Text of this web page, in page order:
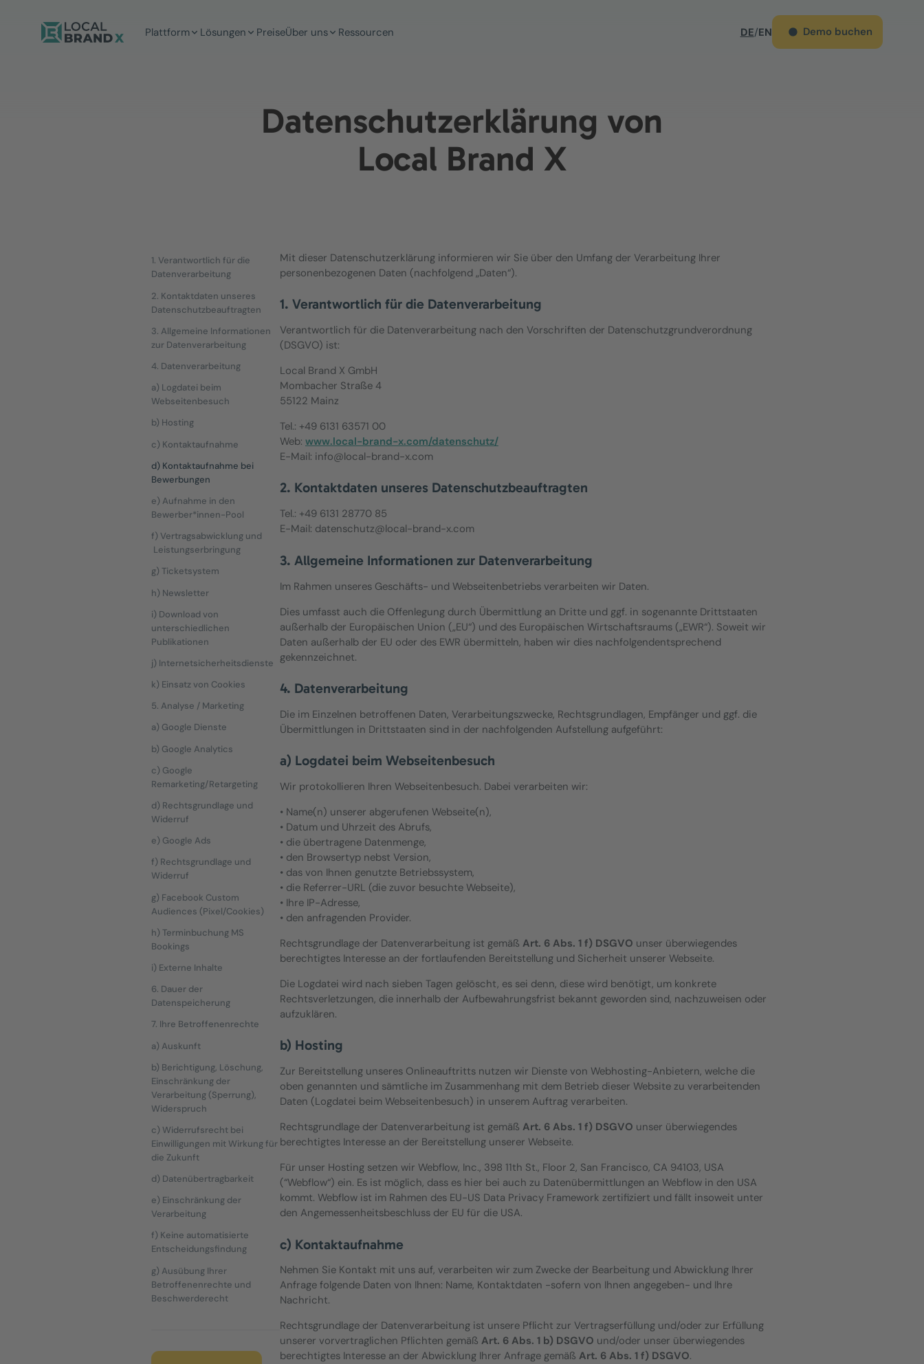
Plattform Lösungen PreiseÜber uns Ressourcen DE/EN Demo buchen
Datenschutzerklärung von
Local Brand X
1. Verantwortlich für die
Datenverarbeitung
2. Kontaktdaten unseres
Datenschutzbeauftragten
3. Allgemeine Informationen
zur Datenverarbeitung
4. Datenverarbeitung
a) Logdatei beim
Webseitenbesuch
b) Hosting
c) Kontaktaufnahme
d) Kontaktaufnahme bei
Bewerbungen
e) Aufnahme in den
Bewerber*innen-Pool
f) Vertragsabwicklung und
Leistungserbringung
g) Ticketsystem
h) Newsletter
i) Download von
unterschiedlichen
Publikationen
j) Internetsicherheitsdienste
k) Einsatz von Cookies
5. Analyse / Marketing
a) Google Dienste
b) Google Analytics
c) Google
Remarketing/Retargeting
d) Rechtsgrundlage und
Widerruf
e) Google Ads
f) Rechtsgrundlage und
Widerruf
g) Facebook Custom
Audiences (Pixel/Cookies)
h) Terminbuchung MS
Bookings
i) Externe Inhalte
6. Dauer der
Datenspeicherung
7. Ihre Betroffenenrechte
a) Auskunft
b) Berichtigung, Löschung,
Einschränkung der
Verarbeitung (Sperrung),
Widerspruch
c) Widerrufsrecht bei
Einwilligungen mit Wirkung für
die Zukunft
d) Datenübertragbarkeit
e) Einschränkung der
Verarbeitung
f) Keine automatisierte
Entscheidungsfindung
g) Ausübung Ihrer
Betroffenenrechte und
Beschwerderecht
Mit dieser Datenschutzerklärung informieren wir Sie über den Umfang der Verarbeitung Ihrer
personenbezogenen Daten (nachfolgend „Daten“).
1. Verantwortlich für die Datenverarbeitung
Verantwortlich für die Datenverarbeitung nach den Vorschriften der Datenschutzgrundverordnung
(DSGVO) ist:
Local Brand X GmbH
Mombacher Straße 4
55122 Mainz
Tel.: +49 6131 63571 00
Web: www.local-brand-x.com/datenschutz/
E-Mail: info@local-brand-x.com
2. Kontaktdaten unseres Datenschutzbeauftragten
Tel.: +49 6131 28770 85
E-Mail: datenschutz@local-brand-x.com
3. Allgemeine Informationen zur Datenverarbeitung
Im Rahmen unseres Geschäfts- und Webseitenbetriebs verarbeiten wir Daten.
Dies umfasst auch die Offenlegung durch Übermittlung an Dritte und ggf. in sogenannte Drittstaaten
außerhalb der Europäischen Union („EU“) und des Europäischen Wirtschaftsraums („EWR“). Soweit wir
Daten außerhalb der EU oder des EWR übermitteln, haben wir dies nachfolgendentsprechend
gekennzeichnet.
4. Datenverarbeitung
Die im Einzelnen betroffenen Daten, Verarbeitungszwecke, Rechtsgrundlagen, Empfänger und ggf. die
Übermittlungen in Drittstaaten sind in der nachfolgenden Aufstellung aufgeführt:
a) Logdatei beim Webseitenbesuch
Wir protokollieren Ihren Webseitenbesuch. Dabei verarbeiten wir:
• Name(n) unserer abgerufenen Webseite(n),
• Datum und Uhrzeit des Abrufs,
• die übertragene Datenmenge,
• den Browsertyp nebst Version,
• das von Ihnen genutzte Betriebssystem,
• die Referrer-URL (die zuvor besuchte Webseite),
• Ihre IP-Adresse,
• den anfragenden Provider.
Rechtsgrundlage der Datenverarbeitung ist gemäß Art. 6 Abs. 1 f) DSGVO unser überwiegendes
berechtigtes Interesse an der fortlaufenden Bereitstellung und Sicherheit unserer Webseite.
Die Logdatei wird nach sieben Tagen gelöscht, es sei denn, diese wird benötigt, um konkrete
Rechtsverletzungen, die innerhalb der Aufbewahrungsfrist bekannt geworden sind, nachzuweisen oder
aufzuklären.
b) Hosting
Zur Bereitstellung unseres Onlineauftritts nutzen wir Dienste von Webhosting-Anbietern, welche die
oben genannten und sämtliche im Zusammenhang mit dem Betrieb dieser Website zu verarbeitenden
Daten (Logdatei beim Webseitenbesuch) in unserem Auftrag verarbeiten.
Rechtsgrundlage der Datenverarbeitung ist gemäß Art. 6 Abs. 1 f) DSGVO unser überwiegendes
berechtigtes Interesse an der Bereitstellung unserer Webseite.
Für unser Hosting setzen wir Webflow, Inc., 398 11th St., Floor 2, San Francisco, CA 94103, USA
(“Webflow“) ein. Es ist möglich, dass es hier bei auch zu Datenübermittlungen an Webflow in den USA
kommt. Webflow ist im Rahmen des EU-US Data Privacy Framework zertifiziert und fällt insoweit unter
den Angemessenheitsbeschluss der EU für die USA.
c) Kontaktaufnahme
Nehmen Sie Kontakt mit uns auf, verarbeiten wir zum Zwecke der Bearbeitung und Abwicklung Ihrer
Anfrage folgende Daten von Ihnen: Name, Kontaktdaten -sofern von Ihnen angegeben- und Ihre
Nachricht.
Rechtsgrundlage der Datenverarbeitung ist unsere Pflicht zur Vertragserfüllung und/oder zur Erfüllung
unserer vorvertraglichen Pflichten gemäß Art. 6 Abs. 1 b) DSGVO und/oder unser überwiegendes
berechtigtes Interesse an der Abwicklung Ihrer Anfrage gemäß Art. 6 Abs. 1 f) DSGVO.